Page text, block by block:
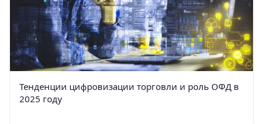
Тенденции цифровизации торговли и роль ОФД в
2025 году